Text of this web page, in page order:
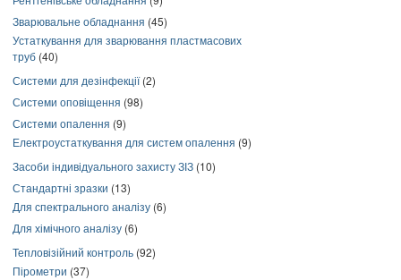
Зварювальне обладнання (45)
Устаткування для зварювання пластмасових
труб (40)
Системи для дезінфекції(2)
Системи оповіщення (98)
Системи опалення (9)
Електроустаткування для систем опалення (9)
Засоби індивідуального захисту ЗІЗ (10)
Стандартні зразки (13)
Для спектрального аналізу (6)
Для хімічного аналізу (6)
Тепловізійний контроль (92)
Пірометри (37)